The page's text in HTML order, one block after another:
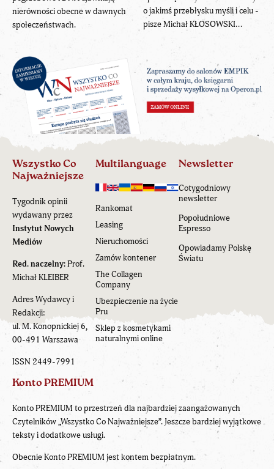
nierówności obecne w dawnych
społeczeństwach.
o jakimś przebłysku myśli i celu -
pisze Michał KŁOSOWSKI...
Wszystko Co
Najważniejsze
Tygodnik opinii
wydawany przez
Instytut Nowych
Mediów
Red. naczelny:Prof.
Michał KLEIBER
Adres Wydawcy i
Redakcji:
ul. M. Konopnickiej 6,
00-491 Warszawa
ISSN 2449-7991
Multilanguage
Rankomat
Leasing
Nieruchomości
Zamów kontener
The Collagen
Company
Ubezpieczenie na życie
Pru
Sklep z kosmetykami
naturalnymi online
Newsletter
Cotygodniowy
newsletter
Popołudniowe
Espresso
Opowiadamy Polskę
Światu
Konto PREMIUM
Konto PREMIUM to przestrzeń dla najbardziej zaangażowanych
Czytelników „Wszystko Co Najważniejsze”. Jeszcze bardziej wyjątkowe
teksty i dodatkowe usługi.
Obecnie Konto PREMIUM jest kontem bezpłatnym.